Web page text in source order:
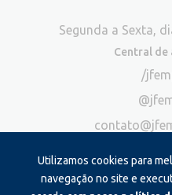
Utilizamos cookies para
navegação no site e
Segunda a Sexta,
Central
/